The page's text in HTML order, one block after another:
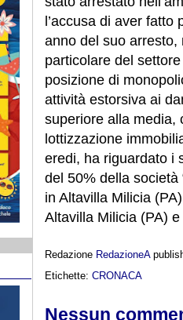
l’accusa di aver fatto
anno del suo arresto,
particolare del
posizione di
attività estorsiva ai
superiore alla media,
lottizzazione
eredi, ha riguardato i
del 50% della società
in Altavilla Milicia
Altavilla Milicia (PA)
Redazione RedazioneA
Etichette: CRONACA
Nessun